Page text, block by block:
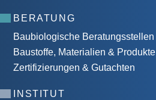
BERATUNG
Baubiologische Beratungsstellen
Baustoffe, Materialien & Produkte
Zertifizierungen & Gutachten
INSTITUT